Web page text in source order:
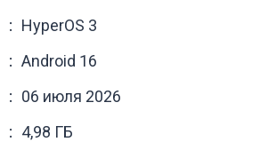
HyperOS 3
Android 16
06 июля 2026
4,98 ГБ